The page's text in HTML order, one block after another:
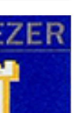
sala del